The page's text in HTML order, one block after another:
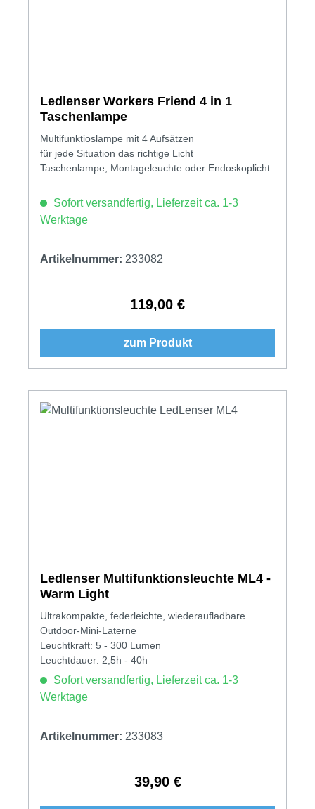
Ledlenser Workers Friend 4 in 1
Taschenlampe
Multifunktioslampe mit 4 Aufsätzen
für jede Situation das richtige Licht
Taschenlampe, Montageleuchte oder Endoskoplicht
Sofort versandfertig, Lieferzeit ca. 1-3
Werktage
Artikelnummer: 233082
Regulärer Preis:
119,00 €
zum Produkt
Ledlenser Multifunktionsleuchte ML4 -
Warm Light
Ultrakompakte, federleichte, wiederaufladbare
Outdoor-Mini-Laterne
Leuchtkraft: 5 - 300 Lumen
Leuchtdauer: 2,5h - 40h
Sofort versandfertig, Lieferzeit ca. 1-3
Werktage
Artikelnummer: 233083
Regulärer Preis:
39,90 €